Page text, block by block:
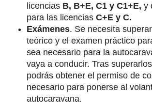
licencias B, B+E, C1 y C1+E, y
para las licencias C+E y C.
Exámenes. Se necesita
teórico y el examen práctico
sea necesario para la
vaya a conducir. Tras
podrás obtener el permiso de
necesario para ponerse al
autocaravana.